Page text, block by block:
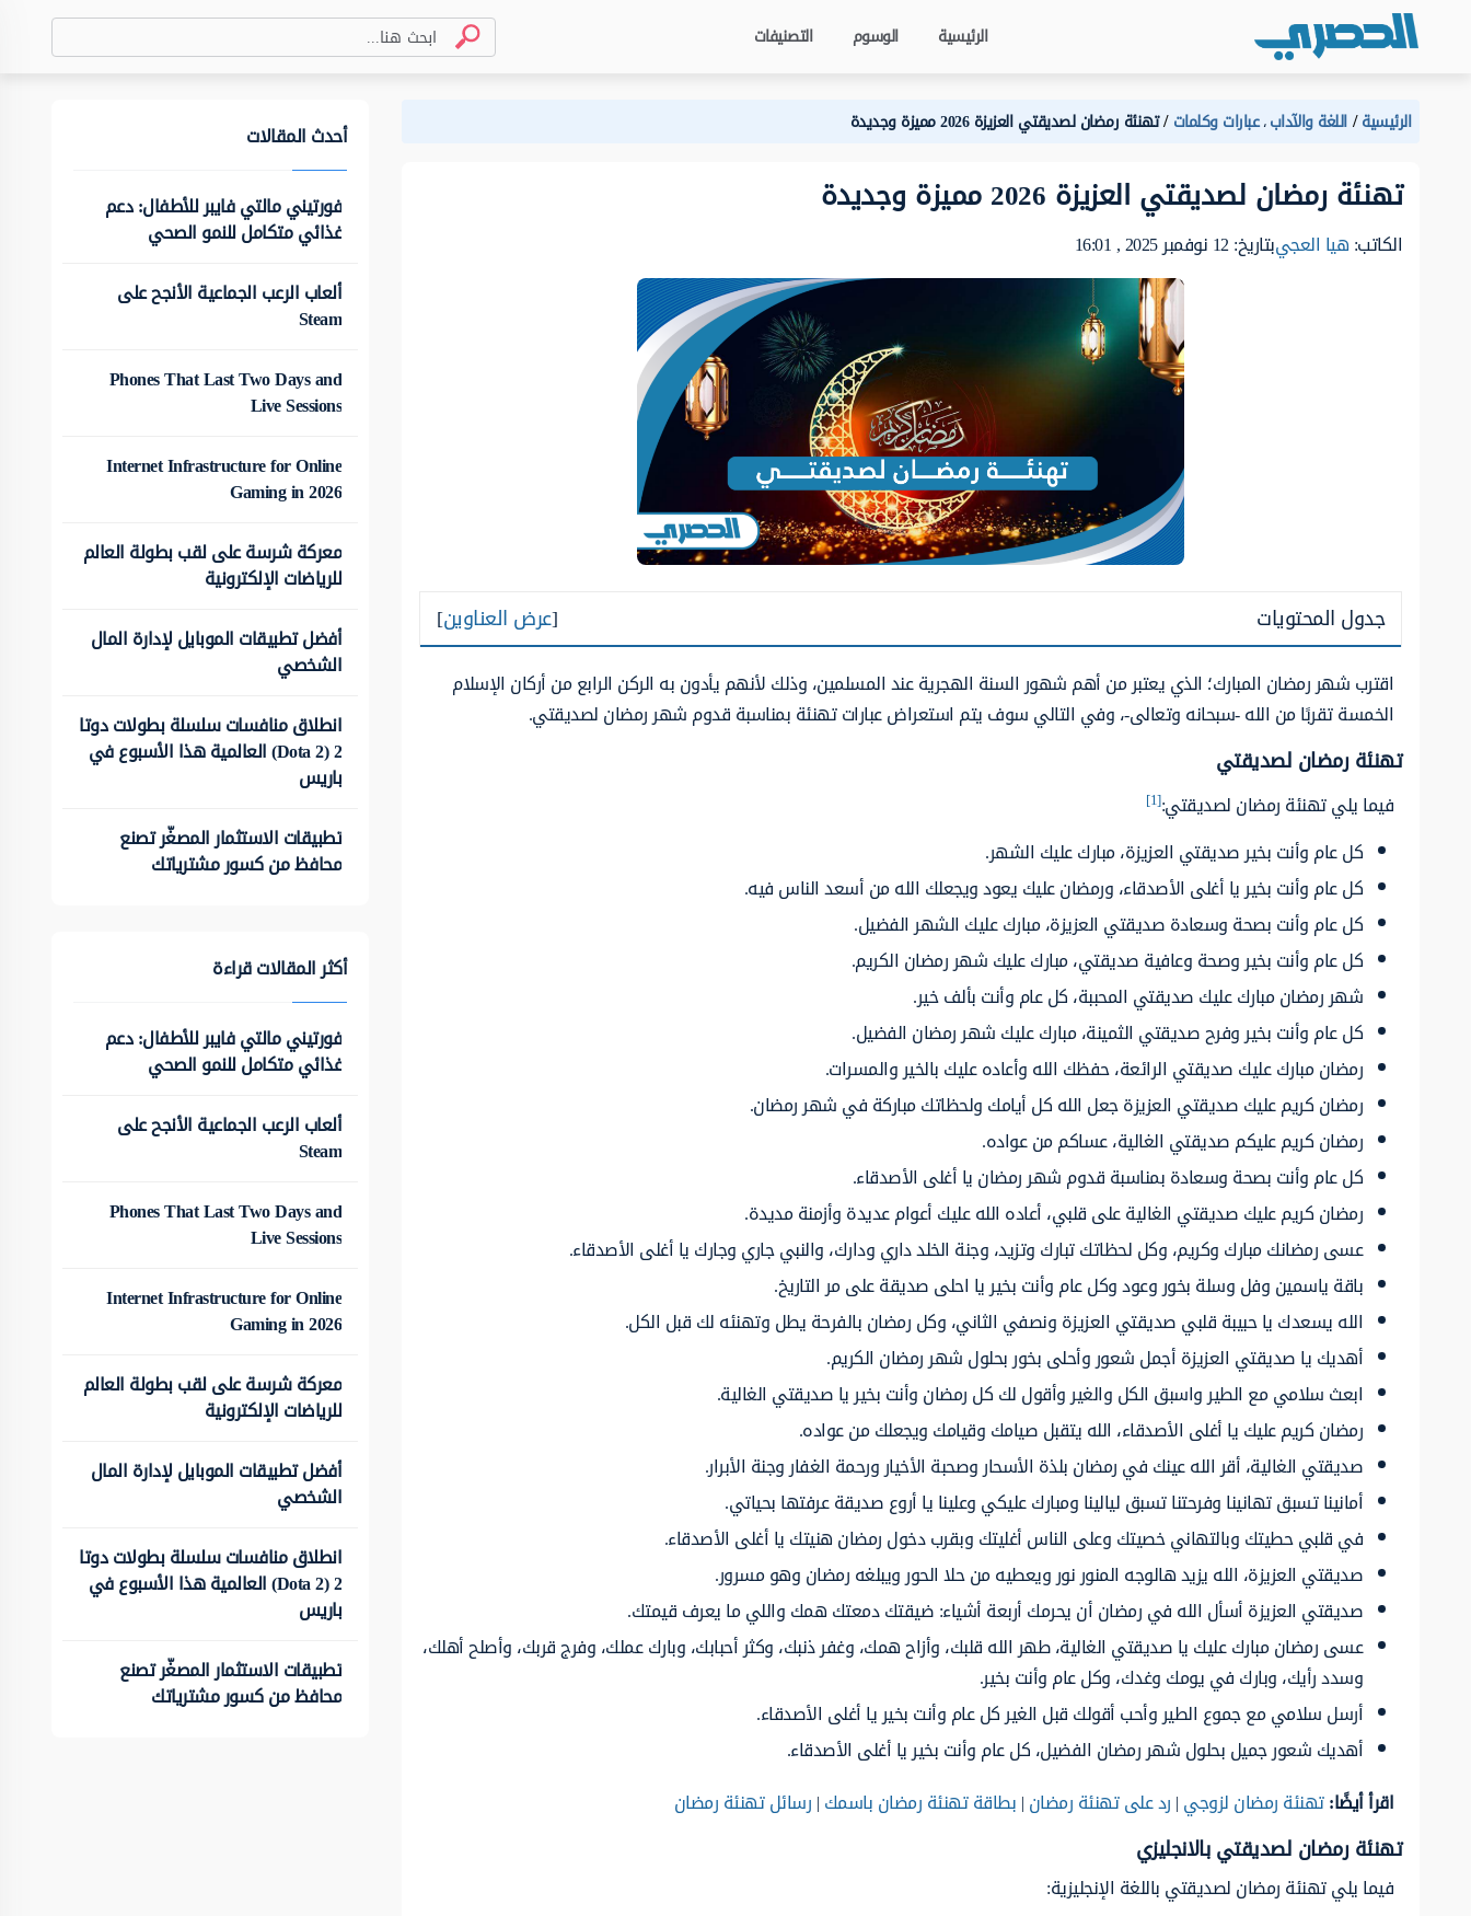
الرئيسية الوسوم التصنيفات
الرئيسية اللغة والآداب،عبارات وكلمات تهنئة رمضان لصديقتي العزيزة 2026 مميزة وجديدة
تهنئة رمضان لصديقتي العزيزة 2026 مميزة وجديدة
الكاتب:هيا العجيبتاريخ: 12 نوفمبر 2025 , 16:01
جدول المحتويات [عرض العناوين]
اقترب شهر رمضان المبارك؛ الذي يعتبر من أهم شهور السنة الهجرية عند المسلمين، وذلك لأنهم يأدون به الركن الرابع من أركان الإسلام
الخمسة تقربًا من الله -سبحانه وتعالى-، وفي التالي سوف يتم استعراض عبارات تهنئة بمناسبة قدوم شهر رمضان لصديقتي.
تهنئة رمضان لصديقتي
فيما يليتهنئة رمضان لصديقتي:[1]
كل عام وأنت بخير صديقتي العزيزة، مبارك عليك الشهر.
كل عام وأنت بخير يا أغلى الأصدقاء، ورمضان عليك يعود ويجعلك الله من أسعد الناس فيه.
كل عام وأنت بصحة وسعادة صديقتي العزيزة، مبارك عليك الشهر الفضيل.
كل عام وأنت بخير وصحة وعافية صديقتي، مبارك عليك شهر رمضان الكريم.
شهر رمضان مبارك عليك صديقتي المحببة، كل عام وأنت بألف خير.
كل عام وأنت بخير وفرح صديقتي الثمينة، مبارك عليك شهر رمضان الفضيل.
رمضان مبارك عليك صديقتي الرائعة، حفظك الله وأعاده عليك بالخير والمسرات.
رمضان كريم عليك صديقتي العزيزة جعل الله كل أيامك ولحظاتك مباركة في شهر رمضان.
رمضان كريم عليكم صديقتي الغالية، عساكم من عواده.
كل عام وأنت بصحة وسعادة بمناسبة قدوم شهر رمضان يا أغلى الأصدقاء.
رمضان كريم عليك صديقتي الغالية على قلبي، أعاده الله عليك أعوام عديدة وأزمنة مديدة.
عسى رمضانك مبارك وكريم، وكل لحظاتك تبارك وتزيد، وجنة الخلد داري ودارك، والنبي جاري وجارك يا أغلى الأصدقاء.
باقة ياسمين وفل وسلة بخور وعود وكل عام وأنت بخير يا احلى صديقة على مر التاريخ.
الله يسعدك يا حبيبة قلبي صديقتي العزيزة ونصفي الثاني، وكل رمضان بالفرحة يطل وتهنئه لك قبل الكل.
أهديك يا صديقتي العزيزة أجمل شعور وأحلى بخور بحلول شهر رمضان الكريم.
ابعث سلامي مع الطير واسبق الكل والغير وأقول لك كل رمضان وأنت بخير يا صديقتي الغالية.
رمضان كريم عليك يا أغلى الأصدقاء، الله يتقبل صيامك وقيامك ويجعلك من عواده.
صديقتي الغالية، أقر الله عينك في رمضان بلذة الأسحار وصحبة الأخيار ورحمة الغفار وجنة الأبرار.
أمانينا تسبق تهانينا وفرحتنا تسبق ليالينا ومبارك عليكي وعلينا يا أروع صديقة عرفتها بحياتي.
في قلبي حطيتك وبالتهاني خصيتك وعلى الناس أغليتك وبقرب دخول رمضان هنيتك يا أغلى الأصدقاء.
صديقتي العزيزة، الله يزيد هالوجه المنور نور ويعطيه من حلا الحور ويبلغه رمضان وهو مسرور.
صديقتي العزيزة أسأل الله في رمضان أن يحرمك أربعة أشياء: ضيقتك دمعتك همك واللي ما يعرف قيمتك.
عسى رمضان مبارك عليك يا صديقتي الغالية، طهر الله قلبك، وأزاح همك، وغفر ذنبك، وكثر أحبابك، وبارك عملك، وفرج قربك، وأصلح أهلك،
وسدد رأيك، وبارك في يومك وغدك، وكل عام وأنت بخير.
أرسل سلامي مع جموع الطير وأحب أقولك قبل الغير كل عام وأنت بخير يا أغلى الأصدقاء.
أهديك شعور جميل بحلول شهر رمضان الفضيل، كل عام وأنت بخير يا أغلى الأصدقاء.
اقرأ أيضًا:تهنئة رمضان لزوجي|رد على تهنئة رمضان|بطاقة تهنئة رمضان باسمك|رسائل تهنئة رمضان
تهنئة رمضان لصديقتي بالانجليزي
فيما يلي تهنئة رمضان لصديقتي باللغة الإنجليزية:
أحدث المقالات
فورتيني مالتي فايبر للأطفال: دعم
غذائي متكامل للنمو الصحي
ألعاب الرعب الجماعية الأنجح على
Steam
Phones That Last Two Days and
Live Sessions
Internet Infrastructure for Online
Gaming in 2026
معركة شرسة على لقب بطولة العالم
للرياضات الإلكترونية
أفضل تطبيقات الموبايل لإدارة المال
الشخصي
انطلاق منافسات سلسلة بطولات دوتا
2 (Dota 2) العالمية هذا الأسبوع في
باريس
تطبيقات الاستثمار المصغّر تصنع
محافظ من كسور مشترياتك
أكثر المقالات قراءة
فورتيني مالتي فايبر للأطفال: دعم
غذائي متكامل للنمو الصحي
ألعاب الرعب الجماعية الأنجح على
Steam
Phones That Last Two Days and
Live Sessions
Internet Infrastructure for Online
Gaming in 2026
معركة شرسة على لقب بطولة العالم
للرياضات الإلكترونية
أفضل تطبيقات الموبايل لإدارة المال
الشخصي
انطلاق منافسات سلسلة بطولات دوتا
2 (Dota 2) العالمية هذا الأسبوع في
باريس
تطبيقات الاستثمار المصغّر تصنع
محافظ من كسور مشترياتك